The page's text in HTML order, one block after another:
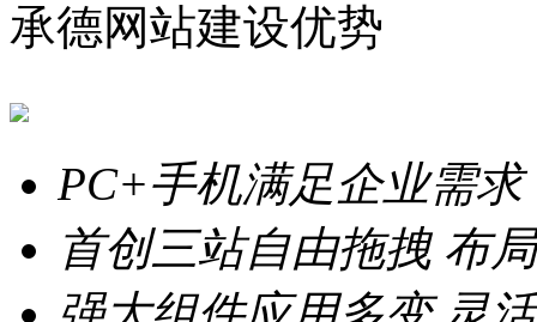
承德网站建设优势
PC+手机满足企业需求
首创三站自由拖拽 布